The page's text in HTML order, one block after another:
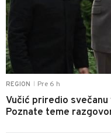
REGION Pre 6 h
Vučić priredio
Poznate teme